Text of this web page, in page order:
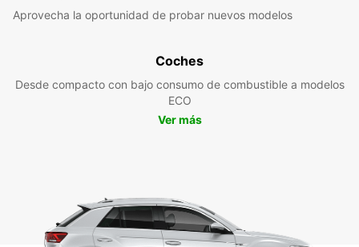
Aprovecha la oportunidad de probar nuevos modelos
Coches
Desde compacto con bajo consumo de combustible a modelos
ECO
Ver más